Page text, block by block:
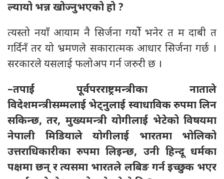
ल्यायो भन्न खोज्नुभएको हो ?
त्यस्तो नयाँ आयाम नै सिर्जना गर्योे भनेर त म दाबी त
गर्दिनँ तर यो भ्रमणले सकारात्मक आधार सिर्जना गर्छ ।
सरकारले यसलाई फलोअप गर्न जरुरी छ ।
–तपाईं पूर्वपरराष्ट्रमन्त्रीका नाताले
विदेशमन्त्रीसम्मलाई भेट्नुलाई स्वाधाविक रुपमा लिन
सकिन्छ, तर, मुख्यमन्त्री योगीलाई भेटेको विषयमा
नेपाली मिडियाले योगीलाई भारतमा भोलिको
उत्तराधिकारीका रुपमा लिइन्छ, उनी हिन्दू धर्मका
पक्षमा छन् र त्यसमा भारतले लबिङ गर्न इच्छुक भएर